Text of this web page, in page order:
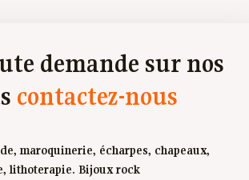
demande sur nos
contactez-nous
maroquinerie, écharpes, chapeaux,
lithoterapie. Bijoux rock